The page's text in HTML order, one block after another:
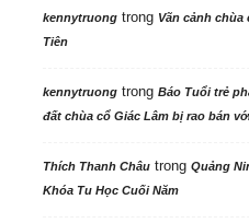
kennytruongtrong Vãn cảnh chùa
Tiên
kennytruongtrong Báo Tuổi trẻ
đất chùa cổ Giác Lâm bị rao bán
Thích Thanh Châutrong Quảng
Khóa Tu Học Cuối Năm